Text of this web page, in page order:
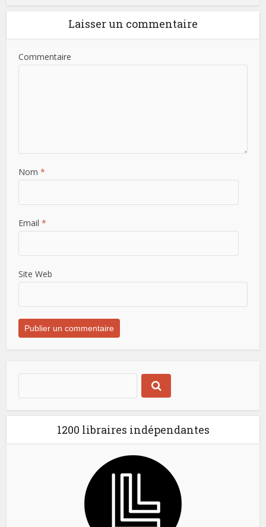
Laisser un commentaire
Commentaire
Nom *
Email *
Site Web
1200 libraires indépendantes